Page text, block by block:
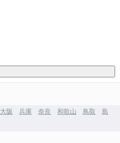
大阪 兵庫 奈良 和歌山 鳥取
島